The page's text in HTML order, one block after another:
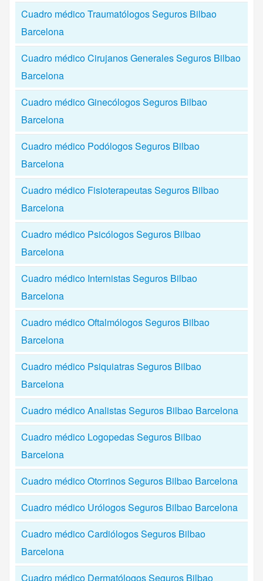
Cuadro médico Traumatólogos Seguros Bilbao
Barcelona
Cuadro médico Cirujanos Generales Seguros Bilbao
Barcelona
Cuadro médico Ginecólogos Seguros Bilbao
Barcelona
Cuadro médico Podólogos Seguros Bilbao
Barcelona
Cuadro médico Fisioterapeutas Seguros Bilbao
Barcelona
Cuadro médico Psicólogos Seguros Bilbao
Barcelona
Cuadro médico Internistas Seguros Bilbao
Barcelona
Cuadro médico Oftalmólogos Seguros Bilbao
Barcelona
Cuadro médico Psiquiatras Seguros Bilbao
Barcelona
Cuadro médico Analistas Seguros Bilbao Barcelona
Cuadro médico Logopedas Seguros Bilbao
Barcelona
Cuadro médico Otorrinos Seguros Bilbao Barcelona
Cuadro médico Urólogos Seguros Bilbao Barcelona
Cuadro médico Cardiólogos Seguros Bilbao
Barcelona
Cuadro médico Dermatólogos Seguros Bilbao